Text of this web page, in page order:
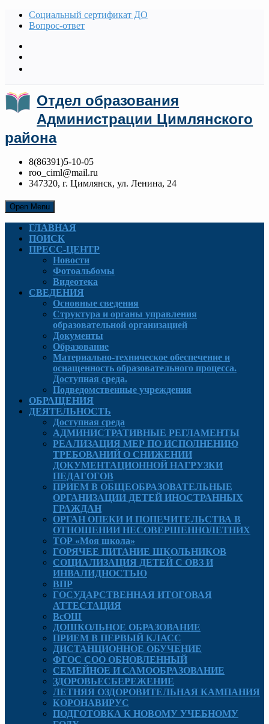
Социальный сертификат ДО
Вопрос-ответ
Отдел образования
Администрации Цимлянского
района
8(86391)5-10-05
roo_ciml@mail.ru
347320, г. Цимлянск, ул. Ленина, 24
Open Menu
ГЛАВНАЯ
ПОИСК
ПРЕСС-ЦЕНТР
Новости
Фотоальбомы
Видеотека
СВЕДЕНИЯ
Основные сведения
Структура и органы управления
образовательной организацией
Документы
Образование
Материально-техническое обеспечение и
оснащенность образовательного процесса.
Доступная среда.
Подведомственные учреждения
ОБРАЩЕНИЯ
ДЕЯТЕЛЬНОСТЬ
Доступная среда
АДМИНИСТРАТИВНЫЕ РЕГЛАМЕНТЫ
РЕАЛИЗАЦИЯ МЕР ПО ИСПОЛНЕНИЮ
ТРЕБОВАНИЙ О СНИЖЕНИИ
ДОКУМЕНТАЦИОННОЙ НАГРУЗКИ
ПЕДАГОГОВ
ПРИЕМ В ОБЩЕОБРАЗОВАТЕЛЬНЫЕ
ОРГАНИЗАЦИИ ДЕТЕЙ ИНОСТРАННЫХ
ГРАЖДАН
ОРГАН ОПЕКИ И ПОПЕЧИТЕЛЬСТВА В
ОТНОШЕНИИ НЕСОВЕРШЕННОЛЕТНИХ
ТОР «Моя школа»
ГОРЯЧЕЕ ПИТАНИЕ ШКОЛЬНИКОВ
СОЦИАЛИЗАЦИЯ ДЕТЕЙ С ОВЗ И
ИНВАЛИДНОСТЬЮ
ВПР
ГОСУДАРСТВЕННАЯ ИТОГОВАЯ
АТТЕСТАЦИЯ
ВсОШ
ДОШКОЛЬНОЕ ОБРАЗОВАНИЕ
ПРИЕМ В ПЕРВЫЙ КЛАСС
ДИСТАНЦИОННОЕ ОБУЧЕНИЕ
ФГОС СОО ОБНОВЛЕННЫЙ
СЕМЕЙНОЕ И САМООБРАЗОВАНИЕ
ЗДОРОВЬЕСБЕРЕЖЕНИЕ
ЛЕТНЯЯ ОЗДОРОВИТЕЛЬНАЯ КАМПАНИЯ
КОРОНАВИРУС
ПОДГОТОВКА К НОВОМУ УЧЕБНОМУ